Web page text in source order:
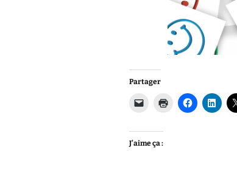
Partager
J’aime ça :